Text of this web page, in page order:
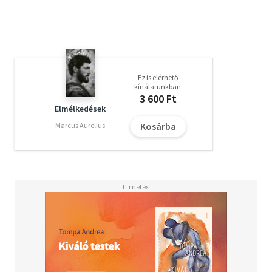
Elmélkedések
Marcus Aurelius
Ez is elérhető
kínálatunkban:
3 600 Ft
Kosárba